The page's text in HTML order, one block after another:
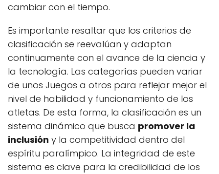
cambiar con el tiempo.
Es importante resaltar que los criterios de
clasificación se reevalúan y adaptan
continuamente con el avance de la ciencia y
la tecnología. Las categorías pueden variar
de unos Juegos a otros para reflejar mejor el
nivel de habilidad y funcionamiento de los
atletas. De esta forma, la clasificación es un
sistema dinámico que busca promover la
inclusión y la competitividad dentro del
espíritu paralímpico. La integridad de este
sistema es clave para la credibilidad de los